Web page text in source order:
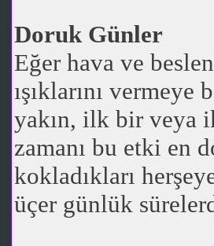
Doruk Günler
Eğer hava ve
ışıklarını vermeye
yakın, ilk bir veya
zamanı bu etki en
kokladıkları
üçer günlük